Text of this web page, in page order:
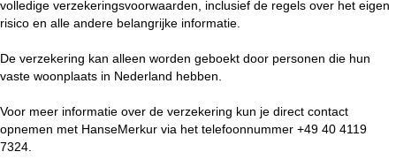
volledige verzekeringsvoorwaarden, inclusief de regels over het eigen
risico en alle andere belangrijke informatie.
De verzekering kan alleen worden geboekt door personen die hun
vaste woonplaats in Nederland hebben.
Voor meer informatie over de verzekering kun je direct contact
opnemen met HanseMerkur via het telefoonnummer +49 40 4119
7324.